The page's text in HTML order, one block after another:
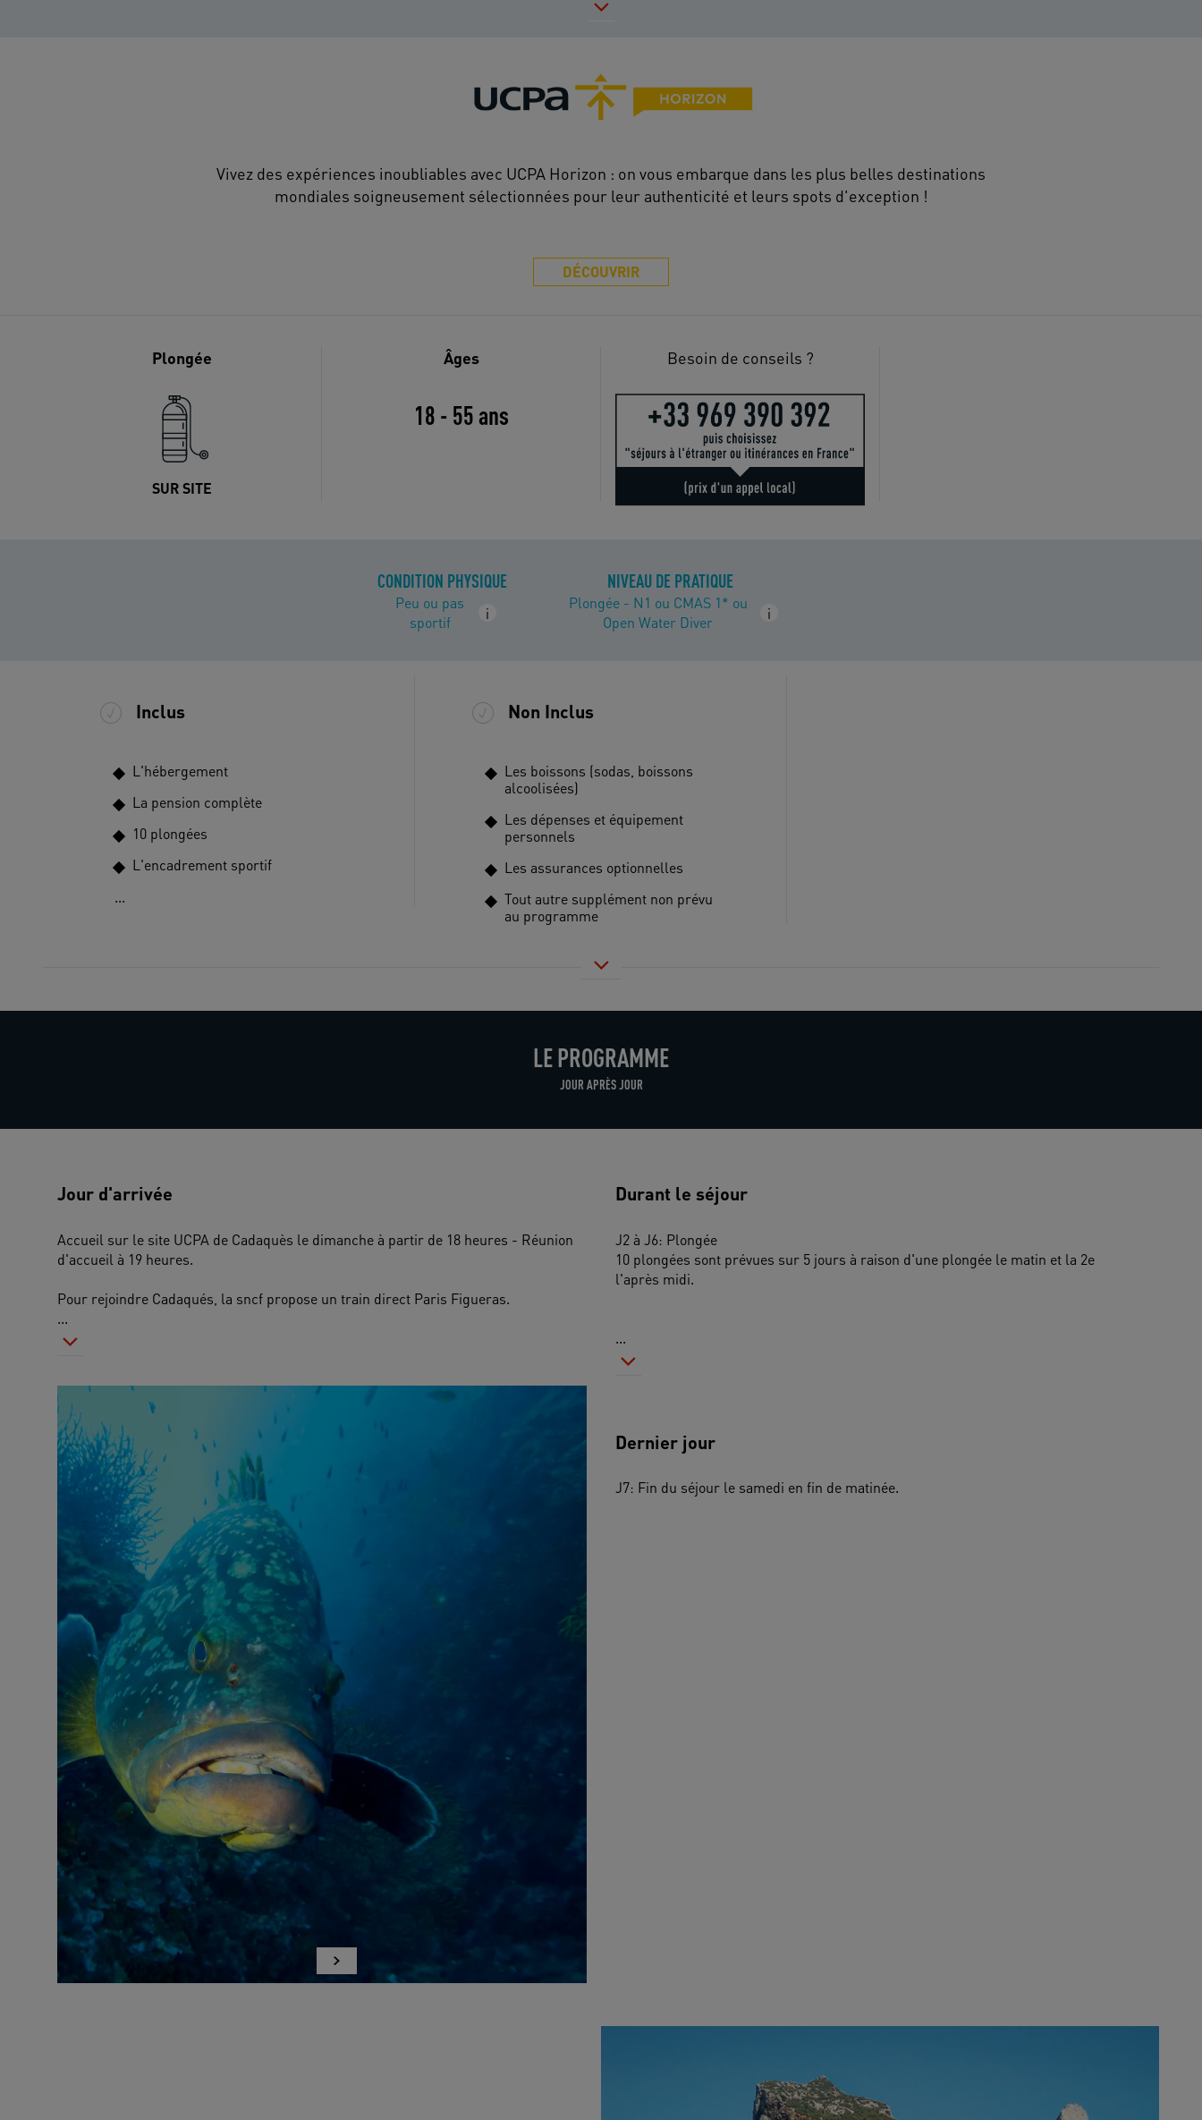
Vivez des expériences inoubliables avec UCPA Horizon : on vous embarque dans les plus belles destinations
mondiales soigneusement sélectionnées pour leur authenticité et leurs spots d'exception !
DÉCOUVRIR
Plongée
SUR SITE
Âges
18 - 55 ans
Besoin de conseils ?
CONDITION PHYSIQUE
Peu ou pas
sportif
i
NIVEAU DE PRATIQUE
Plongée - N1 ou CMAS 1* ou
Open Water Diver
i
Inclus
L'hébergement
La pension complète
10 plongées
L'encadrement sportif
...
Non Inclus
Les boissons (sodas, boissons
alcoolisées)
Les dépenses et équipement
personnels
Les assurances optionnelles
Tout autre supplément non prévu
au programme
LE PROGRAMME
JOUR APRÈS JOUR
Jour d'arrivée
Accueil sur le site UCPA de Cadaquès le dimanche à partir de 18 heures - Réunion
d'accueil à 19 heures.
Pour rejoindre Cadaqués, la sncf propose un train direct Paris Figueras.
...
Durant le séjour
J2 à J6: Plongée
10 plongées sont prévues sur 5 jours à raison d'une plongée le matin et la 2e
l'après midi.
...
Dernier jour
J7: Fin du séjour le samedi en fin de matinée.